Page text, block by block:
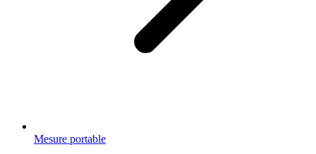
Mesure portable